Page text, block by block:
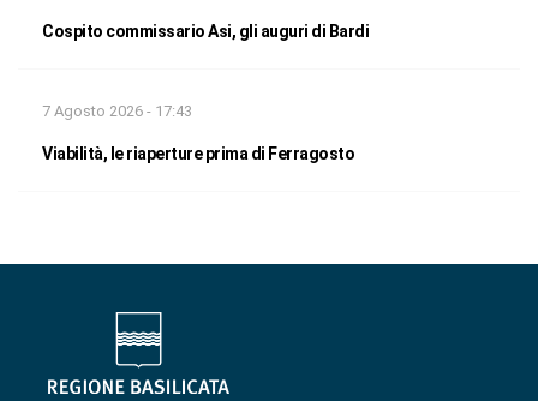
Cospito commissario Asi, gli auguri di Bardi
7 Agosto 2026 - 17:43
Viabilità, le riaperture prima di Ferragosto